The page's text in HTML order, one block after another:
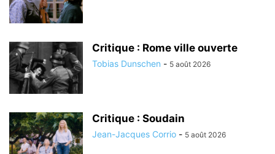
Critique : Rome ville ouverte
Tobias Dunschen - 5 août 2026
Critique : Soudain
Jean-Jacques Corrio - 5 août 2026